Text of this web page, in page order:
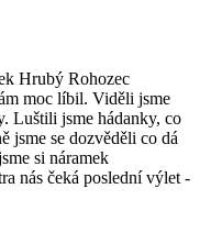
Hrubý Rohozec
moc líbil. Viděli jsme
Luštili jsme hádanky, co
jsme se dozvěděli co dá
si náramek
nás čeká poslední výlet -